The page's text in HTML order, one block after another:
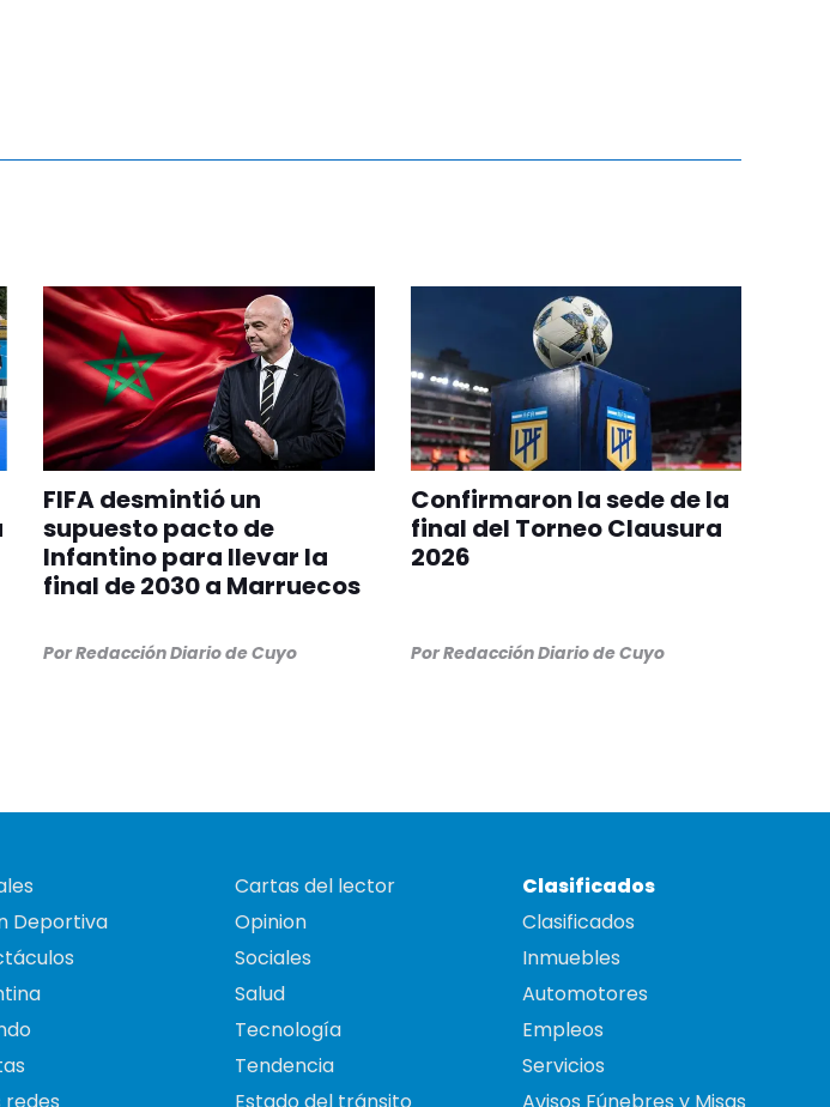
FIFA desmintió un
supuesto pacto de
Infantino para llevar la
final de 2030 a Marruecos
PorRedacción Diario de Cuyo
Confirmaron la sede de la
final del Torneo Clausura
2026
PorRedacción Diario de Cuyo
Deportiva
Cartas del lector
Opinion
Sociales
Salud
Tecnología
Tendencia
Clasificados
Clasificados
Inmuebles
Automotores
Empleos
Servicios